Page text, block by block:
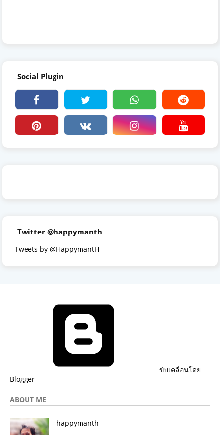
Social Plugin
Twitter @happymanth
Tweets by @HappymantH
ขับเคลื่อนโดย
Blogger
ABOUT ME
happymanth